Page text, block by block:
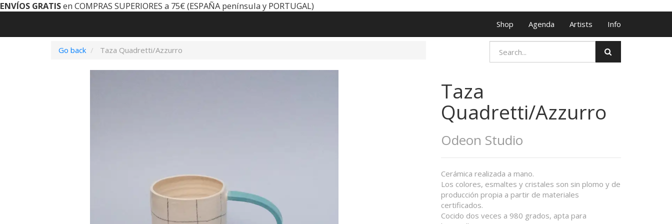
ENVÍOS GRATISen COMPRAS SUPERIORES a 75€ (ESPAÑA península y PORTUGAL)
Shop Agenda Artists Info
Go back Taza Quadretti/Azzurro
Taza
Quadretti/Azzurro
Odeon Studio
Cerámica realizada a mano.
Los colores, esmaltes y cristales son sin plomo y de
producción propia a partir de materiales
certificados.
Cocido dos veces a 980 grados, apta para